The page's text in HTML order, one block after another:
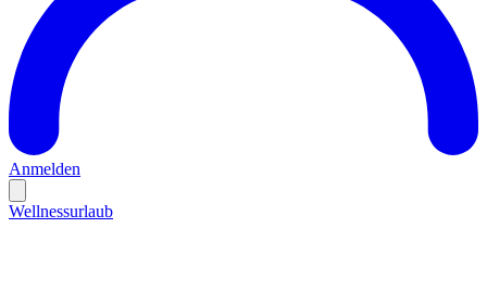
Anmelden
Wellnessurlaub